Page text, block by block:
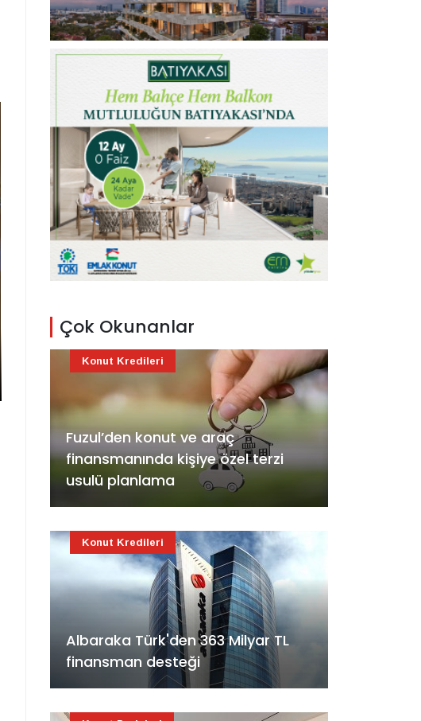
Çok Okunanlar
Fuzul’den konut ve araç
finansmanında kişiye özel terzi
usulü planlama
Konut Kredileri
Albaraka Türk'den 363 Milyar TL
finansman desteği
Konut Kredileri